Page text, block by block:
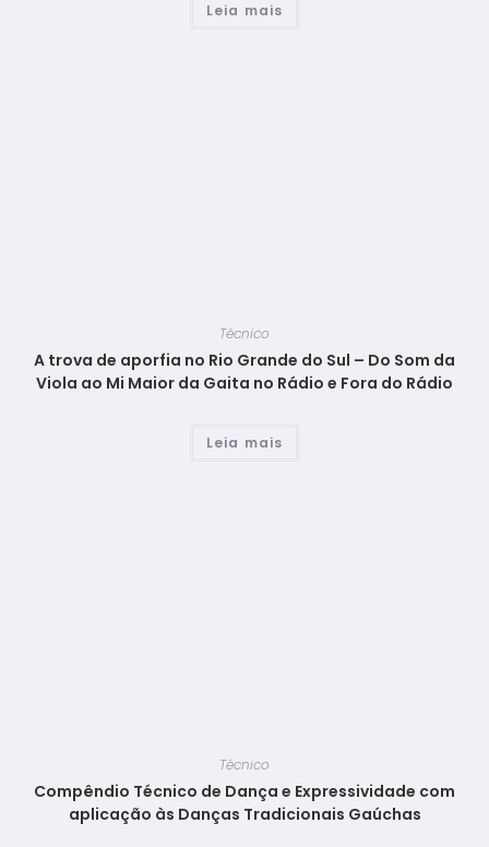
Leia mais
Técnico
A trova de aporfia no Rio Grande do Sul – Do Som da
Viola ao Mi Maior da Gaita no Rádio e Fora do Rádio
Leia mais
Técnico
Compêndio Técnico de Dança e Expressividade com
aplicação às Danças Tradicionais Gaúchas